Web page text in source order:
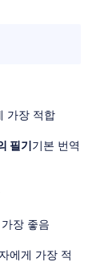
가장 적합
필기기본 번역
장 좋음
에게 가장 적